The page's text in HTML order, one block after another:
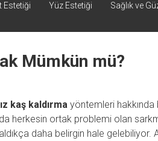
Estetiği Yüz Estetiği Sağlık ve
Mümkün mü?
kaş kaldırmayöntemleri hakkında
herkesin ortak problemi olan
daha belirgin hale gelebiliyor.